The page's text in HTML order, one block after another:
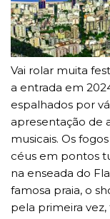
Vai rolar muita
a entrada em
espalhados por
apresentação de
musicais. Os
céus em pontos
na enseada do
famosa praia, o
pela primeira